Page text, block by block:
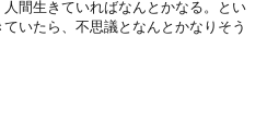
人間生きていればなんとかなる。とい
ていたら、不思議となんとかなりそう